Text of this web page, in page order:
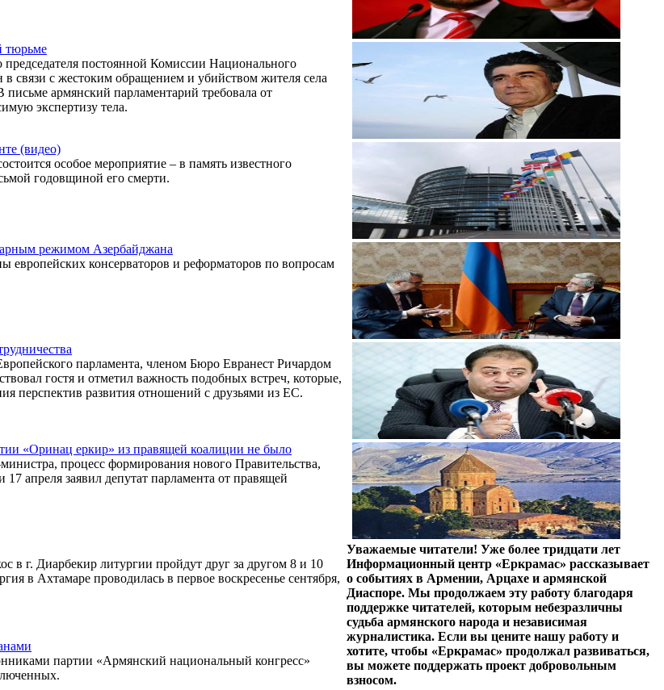
тюрьме
постоянной Комиссии Национального
связи с жестоким обращением и убийством жителя села
армянский парламентарий требовала от
экспертизу тела.
(видео)
особое мероприятие – в память известного
годовщиной его смерти.
режимом Азербайджана
европейских консерваторов и реформаторов по вопросам
парламента, членом Бюро Евранест Ричардом
гостя и отметил важность подобных встреч, которые,
перспектив развития отношений с друзьями из ЕС.
«Оринац еркир» из правящей коалиции не было
процесс формирования нового Правительства,
апреля заявил депутат парламента от правящей
в г. Диарбекир литургии пройдут друг за другом 8 и 10
в Ахтамаре проводилась в первое воскресенье сентября,
партии «Армянский национальный конгресс»
Уважаемые читатели! Уже более тридцати лет
Информационный центр «Еркрамас» рассказывает
о событиях в Армении, Арцахе и армянской
Диаспоре. Мы продолжаем эту работу благодаря
поддержке читателей, которым небезразличны
судьба армянского народа и независимая
журналистика. Если вы цените нашу работу и
хотите, чтобы «Еркрамас» продолжал развиваться,
вы можете поддержать проект добровольным
взносом.